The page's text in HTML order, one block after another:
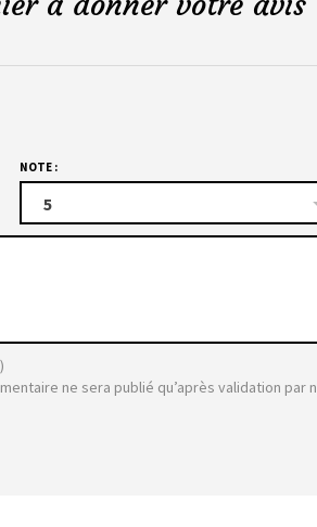
NOTE :
5
ne sera publié qu’après validation par